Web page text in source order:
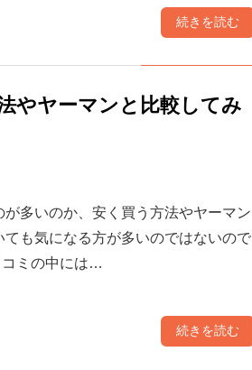
続きを読む
やヤーマンと比較してみ
多いのか、安く買う方法やヤーマン
も気になる方が多いのではないので
ミの中には…
続きを読む